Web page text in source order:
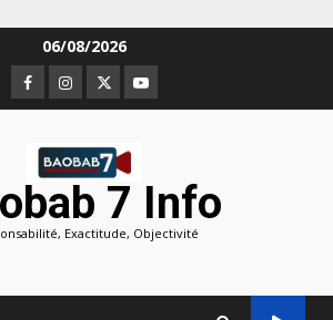
06/08/2026
Facebook
Instagram
TwitterYoutube
7 Info
Exactitude, Objectivité